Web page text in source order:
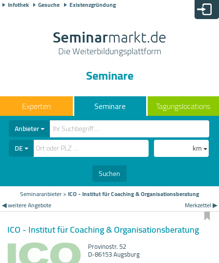
Infothek Gesuche Existenzgründung
Seminarmarkt.de
Die Weiterbildungsplattform
Seminare
Seminare Tagungslocations
Anbieter
DE
km
Suchen
Seminaranbieter> ICO - Institut für Coaching & Organisationsberatung
◀ weitere Angebote
Merkzettel ▶
ICO - Institut für Coaching & Organisationsberatung
Provinostr. 52
D-86153 Augsburg